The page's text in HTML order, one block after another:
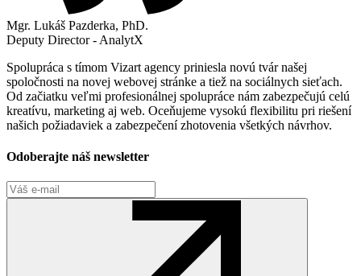
Mgr. Lukáš Pazderka, PhD.
Deputy Director - AnalytX
Spolupráca s tímom Vizart agency priniesla novú tvár našej
spoločnosti na novej webovej stránke a tiež na sociálnych sieťach.
Od začiatku veľmi profesionálnej spolupráce nám zabezpečujú celú
kreatívu, marketing aj web. Oceňujeme vysokú flexibilitu pri riešení
našich požiadaviek a zabezpečení zhotovenia všetkých návrhov.
Odoberajte náš newsletter